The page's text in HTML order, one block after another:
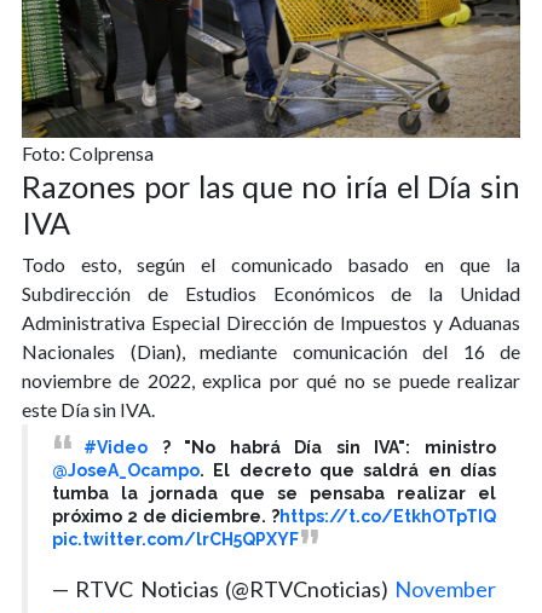
Foto: Colprensa
Razones por las que no iría el Día sin
IVA
Todo esto, según el comunicado basado en que la
Subdirección de Estudios Económicos de la Unidad
Administrativa Especial Dirección de Impuestos y Aduanas
Nacionales (Dian), mediante comunicación del 16 de
noviembre de 2022, explica por qué no se puede realizar
este Día sin IVA.
#Video ? "No habrá Día sin IVA": ministro
@JoseA_Ocampo. El decreto que saldrá en días
tumba la jornada que se pensaba realizar el
próximo 2 de diciembre. ?https://t.co/EtkhOTpTIQ
pic.twitter.com/lrCH5QPXYF
— RTVC Noticias (@RTVCnoticias) November